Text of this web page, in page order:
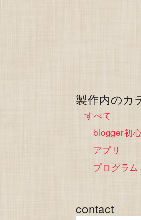
製作内のカ
すべて
blogger初
アプリ
プログラム
contact